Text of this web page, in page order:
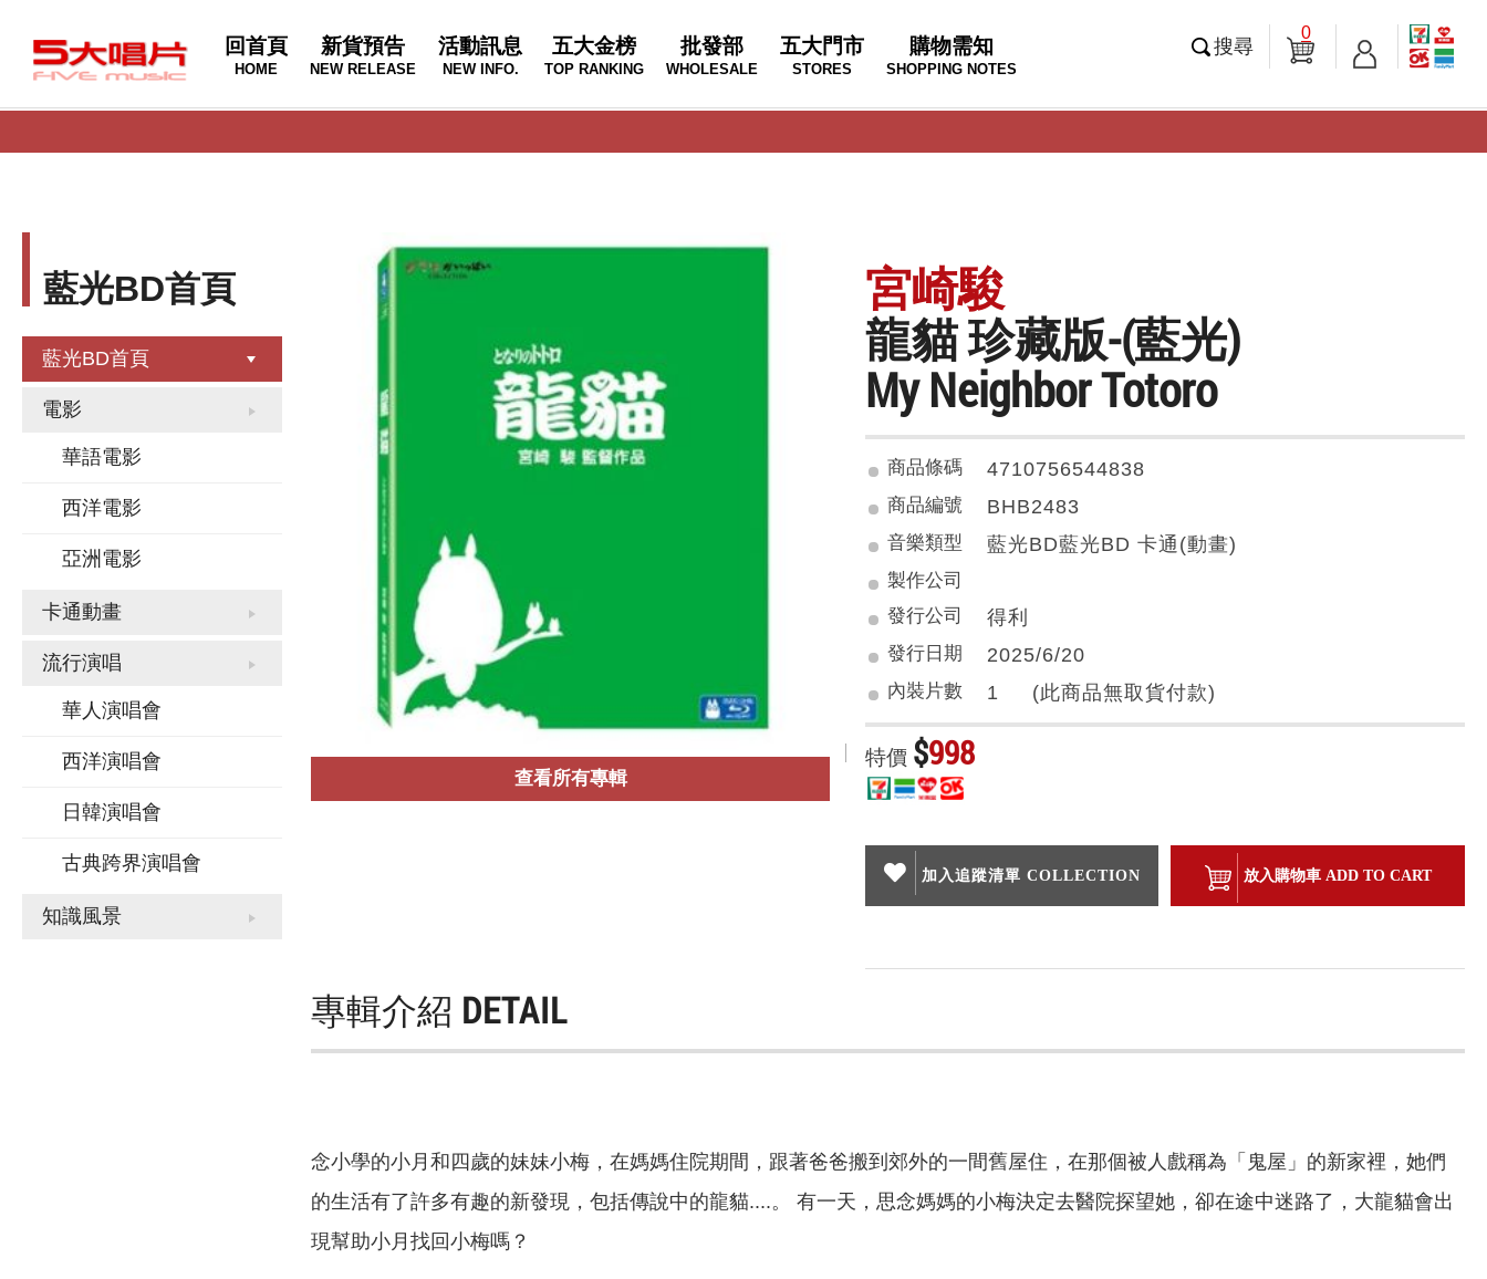
回首頁
HOME
新貨預告
NEW RELEASE
活動訊息
NEW INFO.
五大金榜
TOP RANKING
批發部
WHOLESALE
五大門市
STORES
購物需知
SHOPPING NOTES
搜尋
0
藍光BD首頁
藍光BD首頁
電影
華語電影
西洋電影
亞洲電影
卡通動畫
流行演唱
華人演唱會
西洋演唱會
日韓演唱會
古典跨界演唱會
知識風景
查看所有專輯
宮崎駿
龍貓 珍藏版-(藍光)
My Neighbor Totoro
商品條碼 4710756544838
商品編號 BHB2483
音樂類型 藍光BD藍光BD 卡通(動畫)
製作公司
發行公司
得利
發行日期 2025/6/20
內裝片數 1 (此商品無取貨付款)
特價 $998
加入追蹤清單 COLLECTION 放入購物車 ADD TO CART
專輯介紹 DETAIL
念小學的小月和四歲的妹妹小梅，在媽媽住院期間，跟著爸爸搬到郊外的一間舊屋住，在那個被人戲稱為「鬼屋」的新家裡，她們
的生活有了許多有趣的新發現，包括傳說中的龍貓....。 有一天，思念媽媽的小梅決定去醫院探望她，卻在途中迷路了，大龍貓會出
現幫助小月找回小梅嗎？